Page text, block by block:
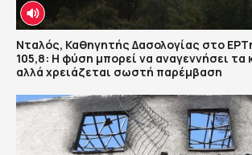
Νταλός, Καθηγητής Δασολογίας στο
105,8: Η φύση μπορεί να αναγεννήσει τα
αλλά χρειάζεται σωστή παρέμβαση